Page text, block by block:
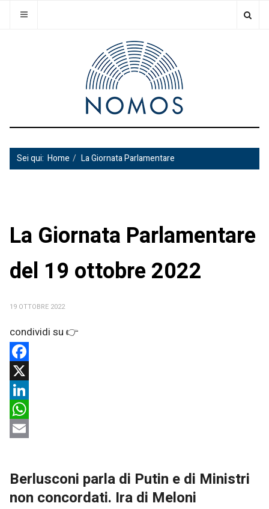
Sei qui: Home La Giornata Parlamentare
La Giornata Parlamentare
del 19 ottobre 2022
19 OTTOBRE 2022
Facebook
X
LinkedIn
WhatsApp
Berlusconi parla di Putin e di Ministri
non concordati. Ira di Meloni